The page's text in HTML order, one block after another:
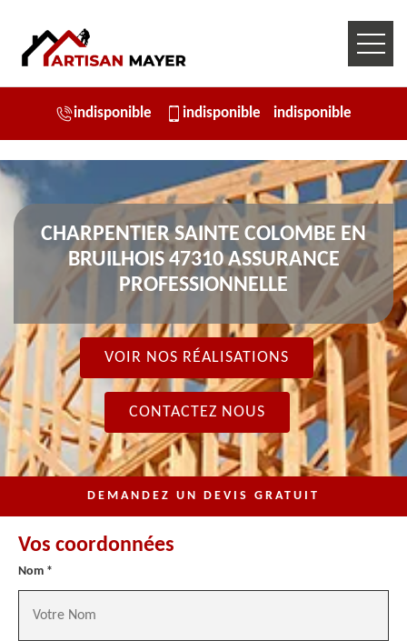
indisponible indisponible indisponible
CHARPENTIER SAINTE COLOMBE EN
BRUILHOIS 47310 ASSURANCE
PROFESSIONNELLE
VOIR NOS RÉALISATIONS
CONTACTEZ NOUS
DEMANDEZ UN DEVIS GRATUIT
Vos coordonnées
Nom *